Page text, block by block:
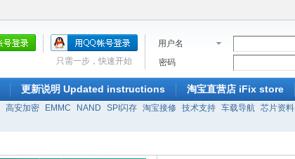
用户名
密码
只需一步，快速开始
更新说明 Updated instructions 淘宝直营店 iFix store
高安加密 EMMC NAND SPI闪存 淘宝接修 技术支持 车载导航 芯片资料